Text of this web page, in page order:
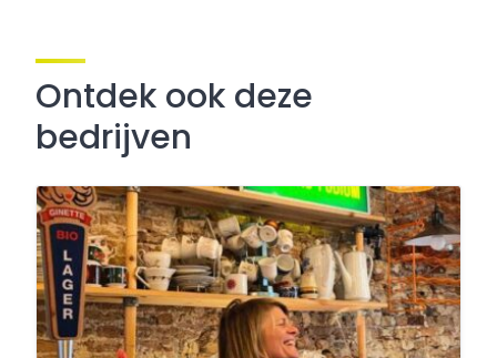
Ontdek ook deze
bedrijven